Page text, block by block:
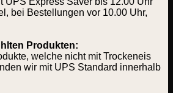
bei Bestellungen vor 10.00 Uhr,
Produkten:
welche nicht mit Trockeneis
wir mit UPS Standard innerhalb